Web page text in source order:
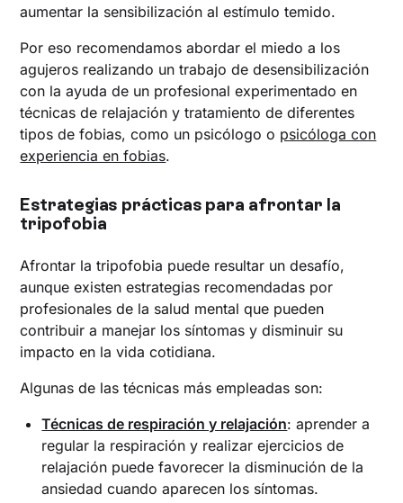
aumentar la sensibilización al estímulo temido.
Por eso recomendamos abordar el miedo a los
agujeros realizando un trabajo de desensibilización
con la ayuda de un profesional experimentado en
técnicas de relajación y tratamiento de diferentes
tipos de fobias, como un psicólogo o psicóloga con
experiencia en fobias.
Estrategias prácticas para afrontar la
tripofobia
Afrontar la tripofobia puede resultar un desafío,
aunque existen estrategias recomendadas por
profesionales de la salud mental que pueden
contribuir a manejar los síntomas y disminuir su
impacto en la vida cotidiana.
Algunas de las técnicas más empleadas son:
Técnicas de respiración y relajación: aprender a
regular la respiración y realizar ejercicios de
relajación puede favorecer la disminución de la
ansiedad cuando aparecen los síntomas.